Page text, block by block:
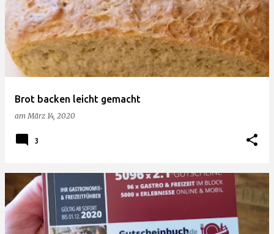
Brot backen leicht gemacht
amMärz 14, 2020
3